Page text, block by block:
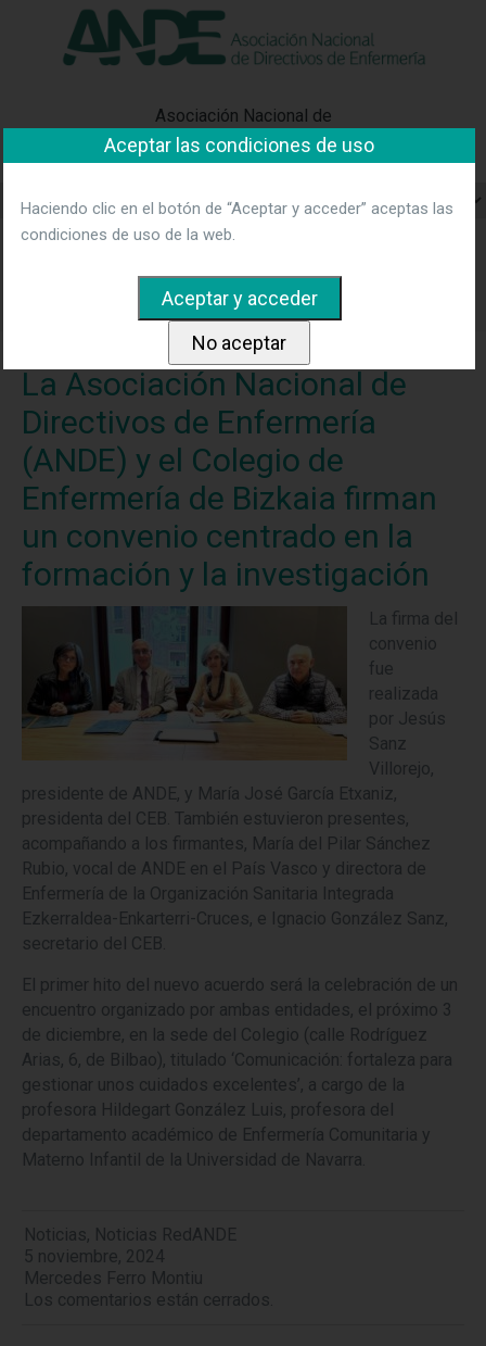
"Ver política"
Asociación Nacional de
Directivos de Enfermería
Home Noticias
La Asociación Nacional de Directivos de
firman un convenio centrado en la formación y la
investigación
La Asociación Nacional de
Directivos de Enfermería
(ANDE) y el Colegio de
Enfermería de Bizkaia firman
un convenio centrado en la
formación y la investigación
La firma del
convenio
fue
realizada
por Jesús
Sanz
Villorejo,
presidente de ANDE, y María José García Etxaniz,
presidenta del CEB. También estuvieron presentes,
acompañando a los firmantes, María del Pilar Sánchez
Rubio, vocal de ANDE en el País Vasco y directora de
Enfermería de la Organización Sanitaria Integrada
Ezkerraldea-Enkarterri-Cruces, e Ignacio González Sanz,
secretario del CEB.
El primer hito del nuevo acuerdo será la celebración de un
encuentro organizado por ambas entidades, el próximo 3
de diciembre, en la sede del Colegio (calle Rodríguez
Arias, 6, de Bilbao), titulado ‘Comunicación: fortaleza para
gestionar unos cuidados excelentes’, a cargo de la
profesora Hildegart González Luis, profesora del
departamento académico de Enfermería Comunitaria y
Materno Infantil de la Universidad de Navarra.
Noticias, Noticias RedANDE
5 noviembre, 2024
Mercedes Ferro Montiu
Los comentarios están cerrados.
Aceptar las condiciones de uso
Haciendo clic en el botón de “Aceptar y acceder” aceptas las
condiciones de uso de la web.